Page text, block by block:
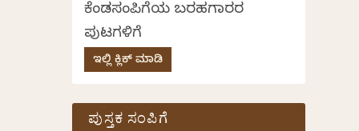
ಕೆಂಡಸಂಪಿಗೆಯ ಬರಹಗಾರರ
ಪುಟಗಳಿಗೆ
ಇಲ್ಲಿ ಕ್ಲಿಕ್ ಮಾಡಿ
ಪುಸ್ತಕ ಸಂಪಿಗೆ